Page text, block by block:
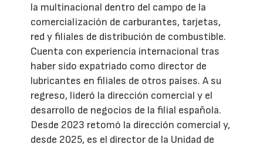
la multinacional dentro del campo de la
comercialización de carburantes, tarjetas,
red y filiales de distribución de combustible.
Cuenta con experiencia internacional tras
haber sido expatriado como director de
lubricantes en filiales de otros países. A su
regreso, lideró la dirección comercial y el
desarrollo de negocios de la filial española.
Desde 2023 retomó la dirección comercial y,
desde 2025, es el director de la Unidad de